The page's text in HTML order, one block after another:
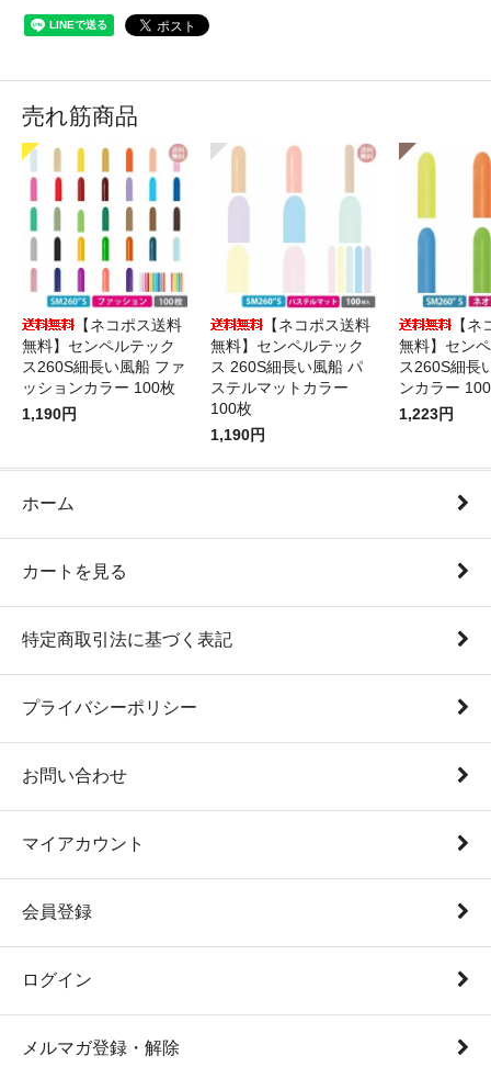
売れ筋商品
【ネコポス送料
無料】センペルテック
ス260S細長い風船 ファ
ッションカラー 100枚
1,190円
【ネコポス送料
無料】センペルテック
ス 260S細長い風船 パ
ステルマットカラー
100枚
1,190円
【
無料】セン
ス260S細長
ンカラー
1,223円
ホーム
カートを見る
特定商取引法に基づく表記
プライバシーポリシー
お問い合わせ
マイアカウント
会員登録
ログイン
メルマガ登録・解除